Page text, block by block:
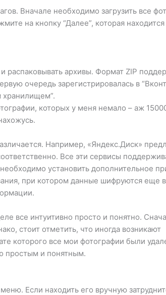
Вначале необходимо загрузить все
на кнопку “Далее”, которая
распаковывать архивы. Формат ZIP
очередь зарегистрировалась в
хранилищем”.
которых у меня немало – аж
Например, «Яндекс.Диск»
Все эти сервисы
установить дополнительное
при котором данные шифруются еще
все интуитивно просто и понятно.
стоит отметить, что иногда возникают
которого все мои фотографии были
простым и понятным.
Если находить его вручную